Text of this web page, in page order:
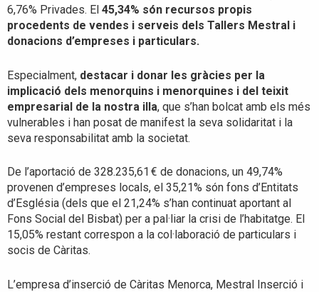
6,76% Privades. El 45,34% són recursos propis
procedents de vendes i serveis dels Tallers Mestral i
donacions d’empreses i particulars.
Especialment, destacar i donar les gràcies per la
implicació dels menorquins i menorquines i del teixit
empresarial de la nostra illa, que s’han bolcat amb els més
vulnerables i han posat de manifest la seva solidaritat i la
seva responsabilitat amb la societat.
De l’aportació de 328.235,61 € de donacions, un 49,74%
provenen d’empreses locals, el 35,21% són fons d’Entitats
d’Església (dels que el 21,24% s’han continuat aportant al
Fons Social del Bisbat) per a pal·liar la crisi de l’habitatge. El
15,05% restant correspon a la col·laboració de particulars i
socis de Càritas.
L’empresa d’inserció de Càritas Menorca, Mestral Inserció i